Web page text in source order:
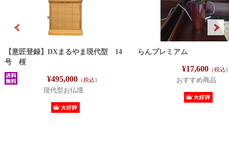
【意匠登録】DXまるやま現代型 14
号 桜
¥495,000（税込）
現代型お仏壇
らんプレミアム
¥17,600（税込
おすすめ商品